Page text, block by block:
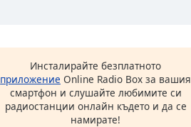
Инсталирайте безплатното
приложение Online Radio Box за вашия
смартфон и слушайте любимите си
радиостанции онлайн където и да се
намирате!